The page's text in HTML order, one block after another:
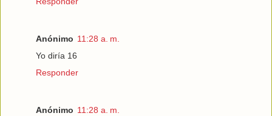
Anónimo 11:28 a. m.
Yo diría 16
Responder
Anónimo 11:28 a. m.